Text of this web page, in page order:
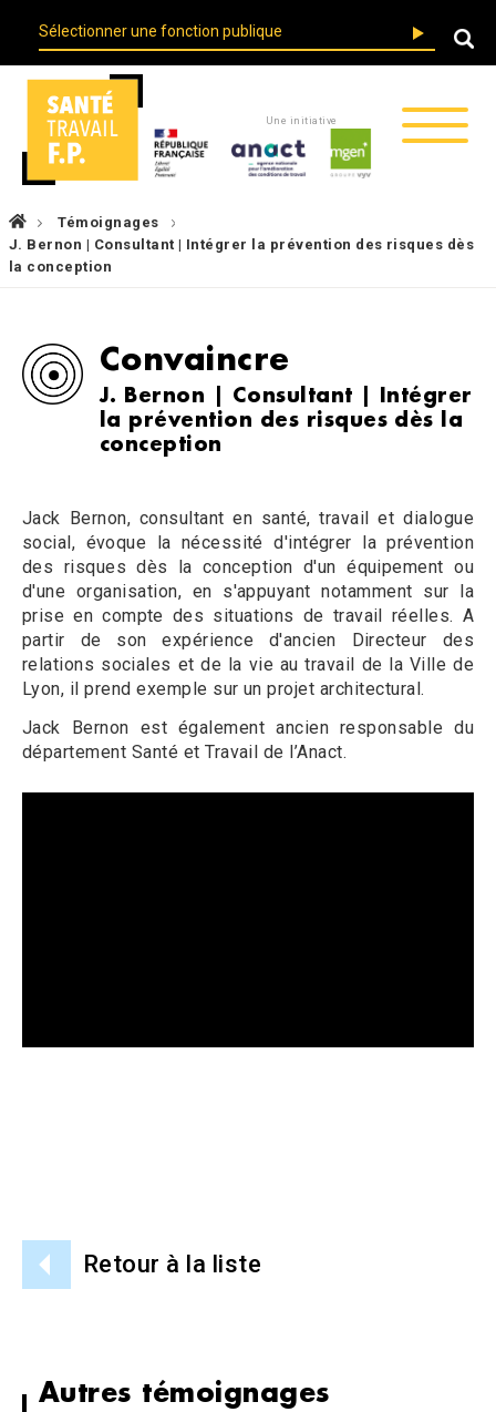
main
navigation
account
menu
Une initiative
Fil
d'Ariane
Témoignages
J. Bernon | Consultant | Intégrer la prévention des risques dès
la conception
Convaincre
J. Bernon | Consultant | Intégrer
la prévention des risques dès la
conception
Jack Bernon, consultant en santé, travail et dialogue
social, évoque la nécessité d'intégrer la prévention
des risques dès la conception d'un équipement ou
d'une organisation, en s'appuyant notamment sur la
prise en compte des situations de travail réelles. A
partir de son expérience d'ancien Directeur des
relations sociales et de la vie au travail de la Ville de
Lyon, il prend exemple sur un projet architectural.
Jack Bernon est également ancien responsable du
département Santé et Travail de l’Anact.
Retour à la liste
Autres témoignages